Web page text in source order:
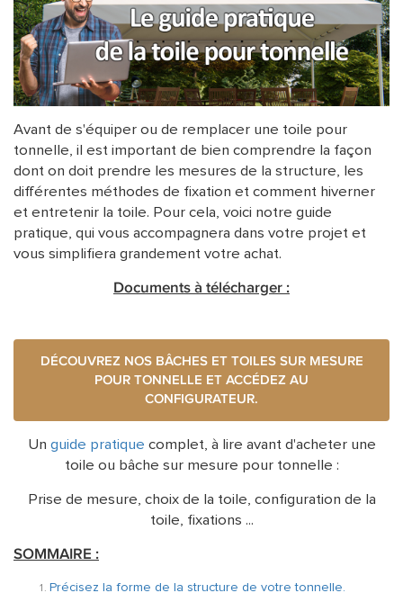
ACCESSOIRES
Avant de s'équiper ou de remplacer une toile pour
tonnelle, il est important de bien comprendre la façon
dont on doit prendre les mesures de la structure, les
différentes méthodes de fixation et comment hiverner
et entretenir la toile. Pour cela, voici notre guide
pratique, qui vous accompagnera dans votre projet et
vous simplifiera grandement votre achat.
Documents à télécharger :
DÉCOUVREZ NOS BÂCHES ET TOILES SUR MESURE
POUR TONNELLE ET ACCÉDEZ AU
CONFIGURATEUR.
Un guide pratique complet, à lire avant d'acheter une
toile ou bâche sur mesure pour tonnelle :
Prise de mesure, choix de la toile, configuration de la
toile, fixations ...
SOMMAIRE :
Précisez la forme de la structure de votre tonnelle.